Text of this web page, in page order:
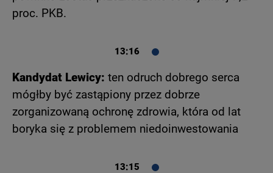
proc. PKB.
13:16
Kandydat Lewicy: ten odruch dobrego serca
mógłby być zastąpiony przez dobrze
zorganizowaną ochronę zdrowia, która od lat
boryka się z problemem niedoinwestowania
13:15